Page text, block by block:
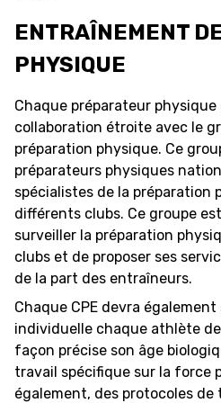
ENTRAÎNEMENT
PHYSIQUE
Chaque préparateur
collaboration étroite avec le
préparation physique. Ce
préparateurs physiques
spécialistes de la préparation
différents clubs. Ce groupe
surveiller la préparation
clubs et de proposer ses
de la part des entraîneurs.
Chaque CPE devra
individuelle chaque athlète
façon précise son âge
travail spécifique sur la force
également, des protocoles